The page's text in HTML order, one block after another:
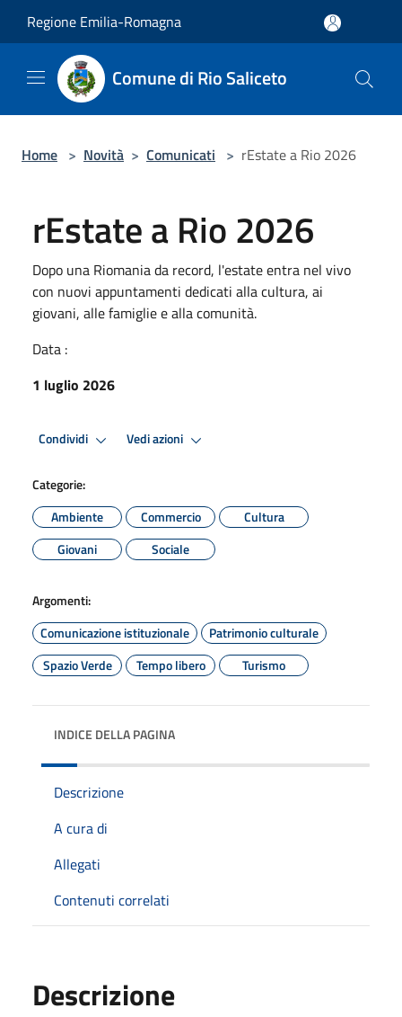
Regione Emilia-Romagna
Comune di Rio Saliceto
Home > Novità > Comunicati > rEstate a Rio 2026
rEstate a Rio 2026
Dopo una Riomania da record, l'estate entra nel vivo
con nuovi appuntamenti dedicati alla cultura, ai
giovani, alle famiglie e alla comunità.
Data :
1 luglio 2026
Condividi Vedi azioni
Categorie:
Ambiente
Commercio
Cultura
Giovani
Sociale
Argomenti:
Comunicazione istituzionale
Patrimonio culturale
Spazio Verde
Tempo libero Turismo
INDICE DELLA PAGINA
Descrizione
A cura di
Allegati
Contenuti correlati
Descrizione